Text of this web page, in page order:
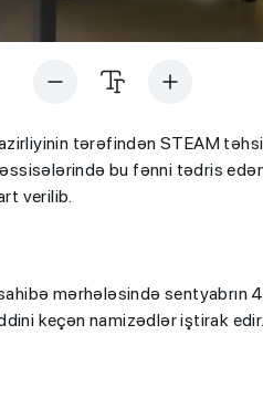
tərəfindən STEAM
bu fənni tədris
verilib.
mərhələsində
keçən namizədlər iştirak edir.